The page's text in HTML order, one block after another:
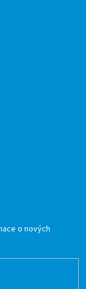
o nových